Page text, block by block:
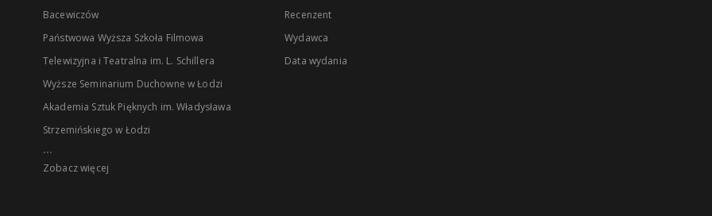
Bacewiczów
Państwowa Wyższa Szkoła Filmowa
Telewizyjna i Teatralna im. L. Schillera
Wyższe Seminarium Duchowne w Łodzi
Akademia Sztuk Pięknych im. Władysława
Strzemińskiego w Łodzi
...
Zobacz więcej
Recenzent
Wydawca
Data wydania